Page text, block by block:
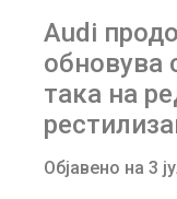
Audi
обновува
така на
Објавено на 3